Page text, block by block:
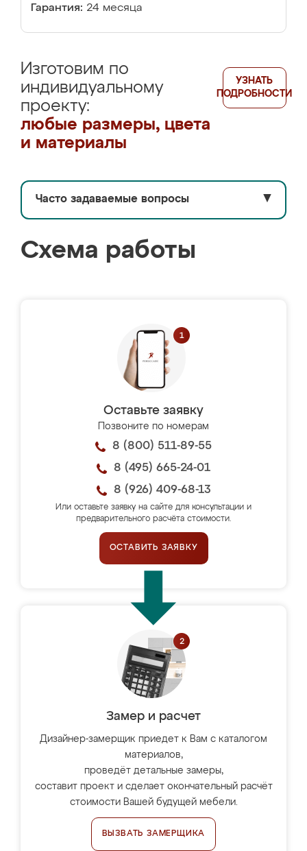
Гарантия: 24 месяца
Изготовим по
индивидуальному
проекту:
любые размеры, цвета
и материалы
УЗНАТЬ
ПОДРОБНОСТИ
Часто задаваемые вопросы ▼
Схема работы
Оставьте заявку
Позвоните по номерам
8 (800) 511-89-55
8 (495) 665-24-01
8 (926) 409-68-13
Или оставьте заявку на сайте для консультации и
предварительного расчёта стоимости.
ОСТАВИТЬ ЗАЯВКУ
Замер и расчет
Дизайнер-замерщик приедет к Вам с каталогом
материалов,
проведёт детальные замеры,
составит проект и сделает окончательный расчёт
стоимости Вашей будущей мебели.
ВЫЗВАТЬ ЗАМЕРЩИКА